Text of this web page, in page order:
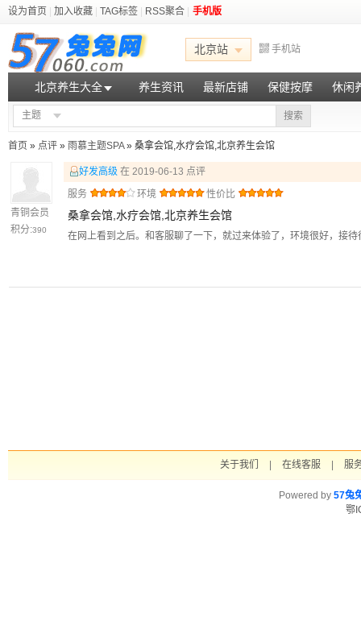
设为首页 加入收藏 TAG标签 RSS聚合 手机版
北京站 手机站
北京养生大全 养生资讯 最新店铺 保健按摩 休闲
主题 搜索
首页 » 点评 » 雨慕主题SPA» 桑拿会馆,水疗会馆,北京养生会馆
青铜会员
积分:390
好发高级 在 2019-06-13 点评
服务
环境 性价比
桑拿会馆,水疗会馆,北京养生会馆
在网上看到之后。和客服聊了一下，就过来体验了，环境很好，接
关于我们 在线客服 服
Powered by 57兔
鄂